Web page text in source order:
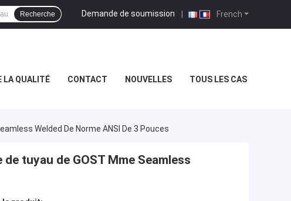
French
Demande de soumission |
Recherche
LA QUALITÉ CONTACT NOUVELLES TOUS LES CAS
Welded De Norme ANSI De 3 Pouces
tuyau de GOST Mme Seamless